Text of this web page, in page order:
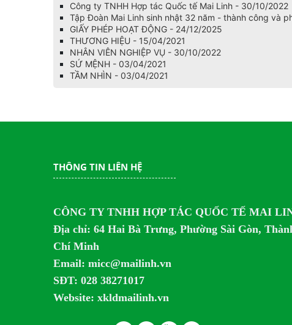
Công ty TNHH Hợp tác Quốc tế Mai Linh - 30/10/2022
Tập Đoàn Mai Linh sinh nhật 32 năm - thành công và
GIẤY PHÉP HOẠT ĐỘNG - 24/12/2025
THƯƠNG HIỆU - 15/04/2021
NHÂN VIÊN NGHIỆP VỤ - 30/10/2022
SỨ MỆNH - 03/04/2021
TẦM NHÌN - 03/04/2021
THÔNG TIN LIÊN HỆ
CÔNG TY TNHH HỢP TÁC QUỐC TẾ MAI
Địa chỉ: 64 Hai Bà Trưng, Phường Sài Gòn,
Chí Minh
Email: micc@mailinh.vn
SĐT: 028 38271017
Website: xkldmailinh.vn